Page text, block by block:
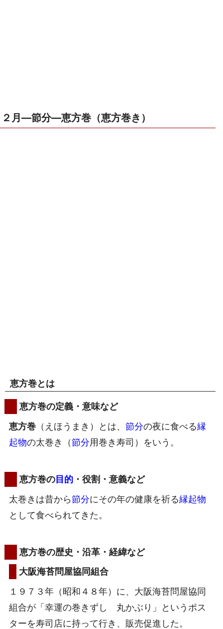
２月―節分―恵方巻（恵方巻き）
恵方巻とは
恵方巻の定義・意味など
恵方巻 （えほうまき）とは、 節分の夜に食べる縁
起物の太巻き（節分用巻き寿司）をいう。
恵方巻の目的 ・役割・意義など
太巻きは昔から節分にその年の健康を祈る縁起物
として食べられてきた。
恵方巻の歴史・沿革・経緯など
大阪海苔問屋協同組合
１９７３年（昭和４８年）に、大阪海苔問屋協同
組合が「幸運の巻きずし 丸かぶり」というポス
ターを寿司店に持って行き、販売促進した。